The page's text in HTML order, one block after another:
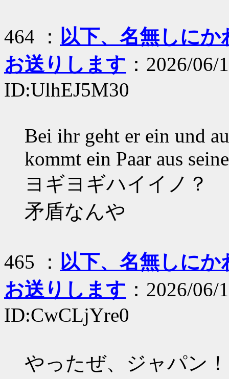
464 ： 以下、名無しに
お送りします ：2026/
ID:UlhEJ5M30
Bei ihr geht er ein und
kommt ein Paar aus
ヨギヨギハイイノ？
矛盾なんや
465 ： 以下、名無しに
お送りします ：2026/
ID:CwCLjYre0
やったぜ、ジャパン